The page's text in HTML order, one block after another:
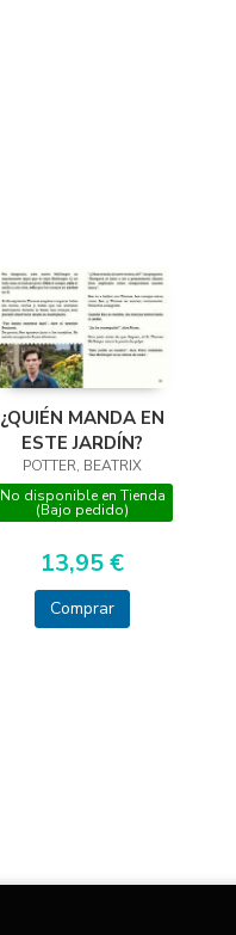
¿QUIÉN MANDA EN
ESTE JARDÍN?
POTTER, BEATRIX
No disponible en Tienda
(Bajo pedido)
13,95 €
Comprar